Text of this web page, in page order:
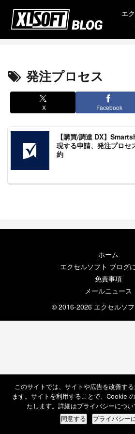
エ
発注プロセス
X Facebook
【購買/調達 DX】
現する申請、発注プロセ
約
ホーム
エクセルソフト ブログ
免責事項
メールニュース
© 2016-2026 エクセルソ
このサイトでは、サイトや広告を改善す
ます。サイトを利用することで、Cookie
たします。詳細はプライバシーについ
同意する プライバシー